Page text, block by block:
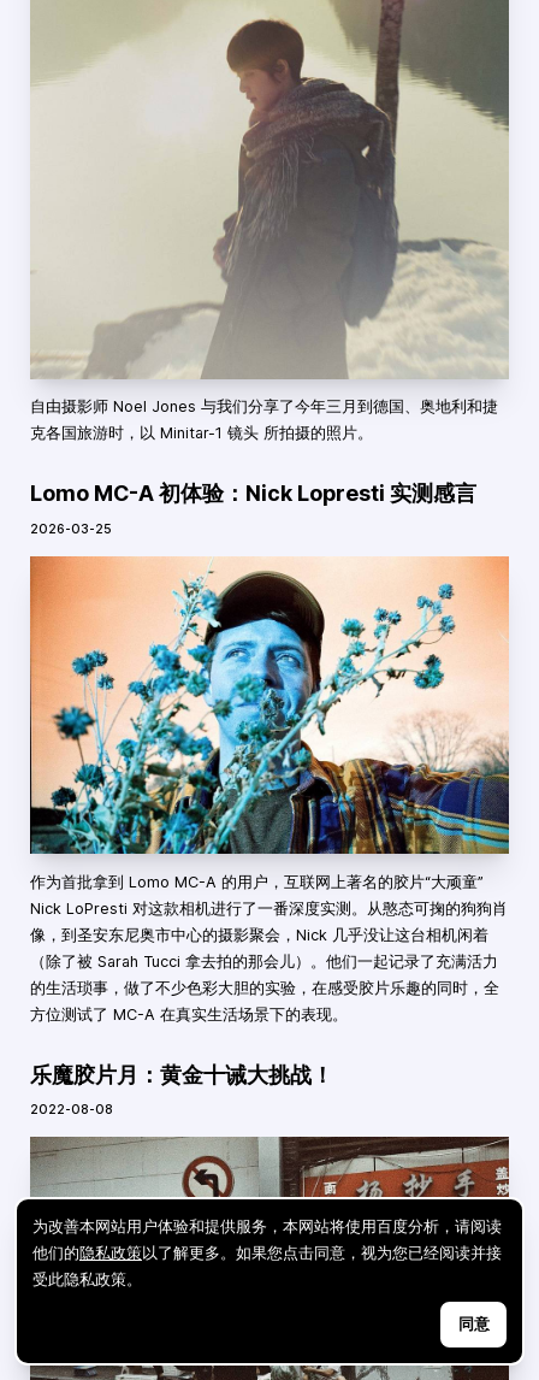
自由摄影师 Noel Jones 与我们分享了今年三月到德国、奥地利和捷
克各国旅游时，以 Minitar-1 镜头 所拍摄的照片。
Lomo MC-A 初体验：Nick Lopresti 实测感言
2026-03-25
作为首批拿到 Lomo MC-A 的用户，互联网上著名的胶片“大顽童”
Nick LoPresti 对这款相机进行了一番深度实测。从憨态可掬的狗狗肖
像，到圣安东尼奥市中心的摄影聚会，Nick 几乎没让这台相机闲着
（除了被 Sarah Tucci 拿去拍的那会儿）。他们一起记录了充满活力
的生活琐事，做了不少色彩大胆的实验，在感受胶片乐趣的同时，全
方位测试了 MC-A 在真实生活场景下的表现。
乐魔胶片月：黄金十诫大挑战！
2022-08-08
为改善本网站用户体验和提供服务，本网站将使用百度分析，请阅读
他们的隐私政策以了解更多。如果您点击同意，视为您已经阅读并接
受此隐私政策。
同意